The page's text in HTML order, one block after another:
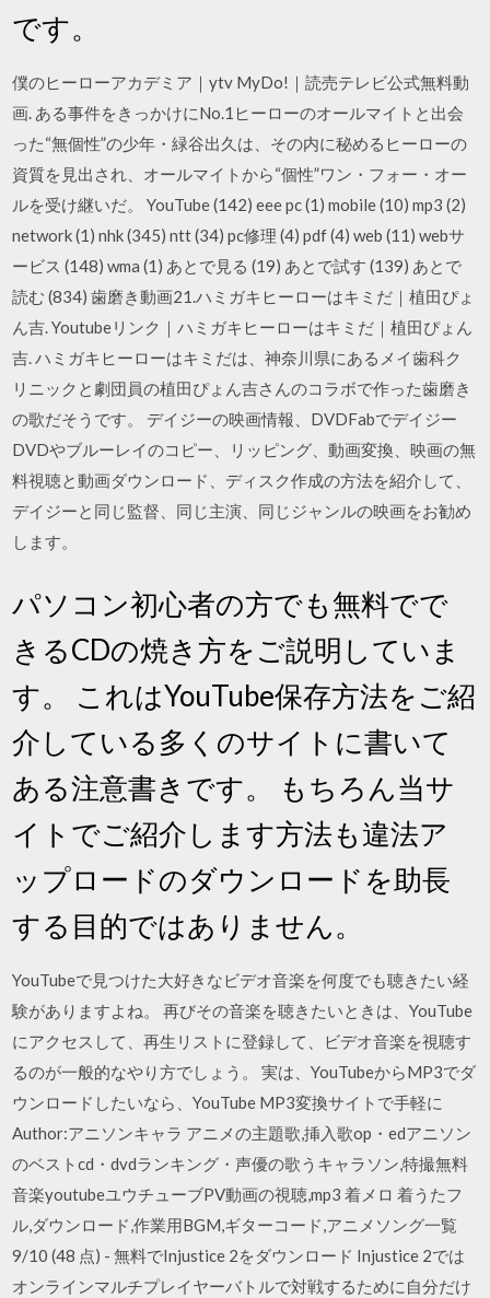
です。
僕のヒーローアカデミア｜ytv MyDo!｜読売テレビ公式無料動
画. ある事件をきっかけにNo.1ヒーローのオールマイトと出会
った“無個性”の少年・緑谷出久は、その内に秘めるヒーローの
資質を見出され、オールマイトから“個性”ワン・フォー・オー
ルを受け継いだ。 YouTube (142) eee pc (1) mobile (10) mp3 (2)
network (1) nhk (345) ntt (34) pc修理 (4) pdf (4) web (11) webサ
ービス (148) wma (1) あとで見る (19) あとで試す (139) あとで
読む (834) 歯磨き動画21.ハミガキヒーローはキミだ｜植田ぴょ
ん吉. Youtubeリンク｜ハミガキヒーローはキミだ｜植田ぴょん
吉. ハミガキヒーローはキミだは、神奈川県にあるメイ歯科ク
リニックと劇団員の植田ぴょん吉さんのコラボで作った歯磨き
の歌だそうです。 デイジーの映画情報、DVDFabでデイジー
DVDやブルーレイのコピー、リッピング、動画変換、映画の無
料視聴と動画ダウンロード、ディスク作成の方法を紹介して、
デイジーと同じ監督、同じ主演、同じジャンルの映画をお勧め
します。
パソコン初心者の方でも無料でで
きるCDの焼き方をご説明していま
す。 これはYouTube保存方法をご紹
介している多くのサイトに書いて
ある注意書きです。 もちろん当サ
イトでご紹介します方法も違法ア
ップロードのダウンロードを助長
する目的ではありません。
YouTubeで見つけた大好きなビデオ音楽を何度でも聴きたい経
験がありますよね。 再びその音楽を聴きたいときは、YouTube
にアクセスして、再生リストに登録して、ビデオ音楽を視聴す
るのが一般的なやり方でしょう。 実は、YouTubeからMP3でダ
ウンロードしたいなら、YouTube MP3変換サイトで手軽に
Author:アニソンキャラ アニメの主題歌,挿入歌op・edアニソン
のベストcd・dvdランキング・声優の歌うキャラソン,特撮無料
音楽youtubeユウチューブPV動画の視聴,mp3 着メロ 着うたフ
ル,ダウンロード,作業用BGM,ギターコード,アニメソング一覧
9/10 (48 点) - 無料でInjustice 2をダウンロード Injustice 2では
オンラインマルチプレイヤーバトルで対戦するために自分だけ